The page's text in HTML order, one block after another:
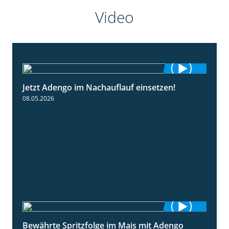
Video
1:32
Jetzt Adengo im Nachauflauf einsetzen!
08.05.2026
1:22
Bewährte Spritzfolge im Mais mit Adengo